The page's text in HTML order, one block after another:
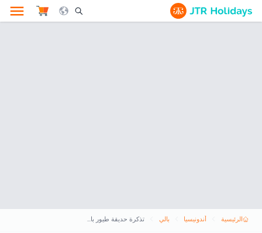
Search Opener Icon
الرئيسية أندونيسيا بالي تذكرة حديقة طيور بالي